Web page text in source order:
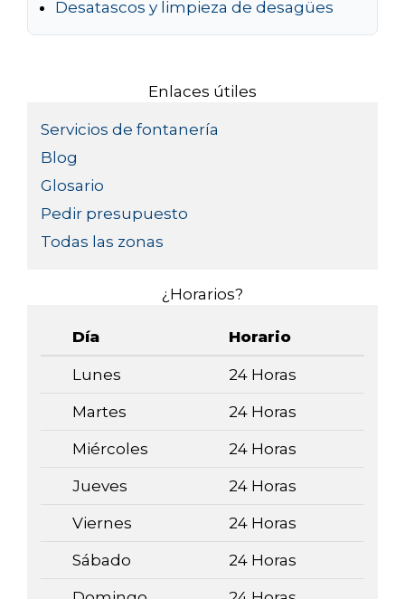
Desatascos y limpieza de desagües
Enlaces útiles
Servicios de fontanería
Blog
Glosario
Pedir presupuesto
Todas las zonas
¿Horarios?
Día Horario
Lunes 24 Horas
Martes 24 Horas
Miércoles 24 Horas
Jueves 24 Horas
Viernes 24 Horas
Sábado 24 Horas